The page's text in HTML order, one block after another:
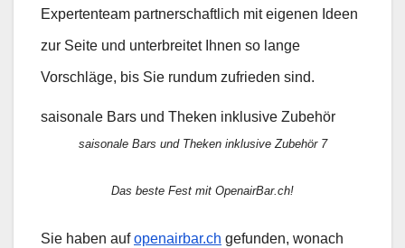
Expertenteam partnerschaftlich mit eigenen Ideen
zur Seite und unterbreitet Ihnen so lange
Vorschläge, bis Sie rundum zufrieden sind.
saisonale Bars und Theken inklusive Zubehör
saisonale Bars und Theken inklusive Zubehör 7
Das beste Fest mit OpenairBar.ch!
Sie haben aufopenairbar.ch gefunden, wonach